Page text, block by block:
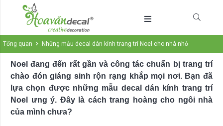
Tổng quan Những mẫu decal dán kính trang trí Noel cho nhà nhỏ
Noel đang đến rất gần và công tác chuẩn bị trang trí
chào đón giáng sinh rộn rạng khắp mọi nơi. Bạn đã
lựa chọn được những mẫu decal dán kính trang trí
Noel ưng ý. Đây là cách trang hoàng cho ngôi nhà
của mình chưa?